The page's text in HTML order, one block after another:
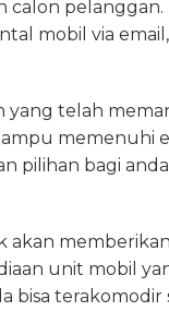
mobil via
telah
memenuhi
pilihan bagi
akan
unit mobil